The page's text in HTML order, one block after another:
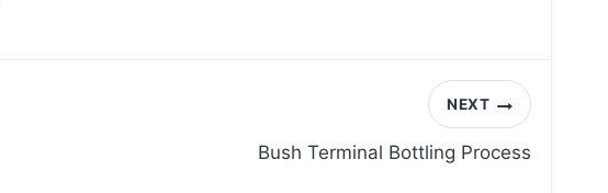
NEXT
Bush Terminal Bottling Process